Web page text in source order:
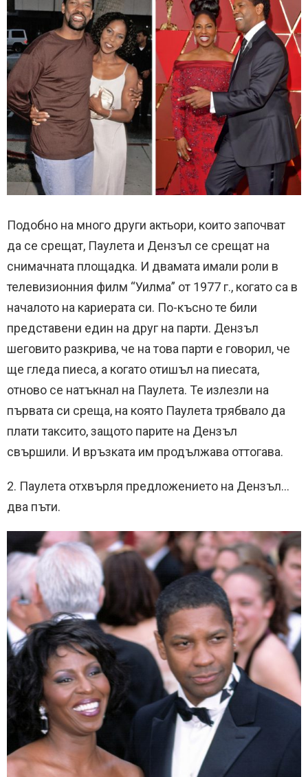
Подобно на много други актьори, които започват
да се срещат, Паулета и Дензъл се срещат на
снимачната площадка. И двамата имали роли в
телевизионния филм “Уилма” от 1977 г., когато са в
началото на кариерата си. По-късно те били
представени един на друг на парти. Дензъл
шеговито разкрива, че на това парти е говорил, че
ще гледа пиеса, а когато отишъл на пиесата,
отново се натъкнал на Паулета. Те излезли на
първата си среща, на която Паулета трябвало да
плати таксито, защото парите на Дензъл
свършили. И връзката им продължава оттогава.
2. Паулета отхвърля предложението на Дензъл…
два пъти.